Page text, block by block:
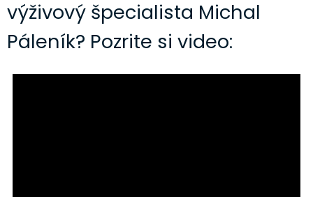
výživový špecialista Michal
Páleník? Pozrite si video: